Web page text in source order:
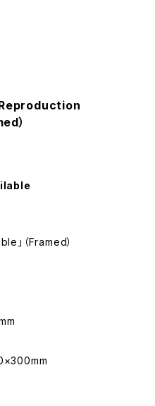
Reproduction
）
（Framed）